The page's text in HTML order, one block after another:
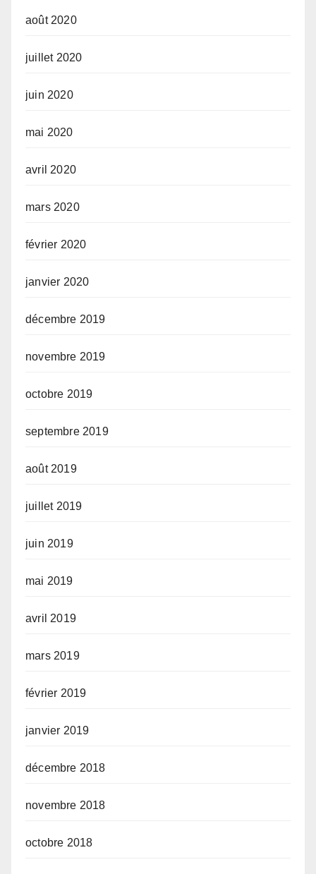
août 2020
juillet 2020
juin 2020
mai 2020
avril 2020
mars 2020
février 2020
janvier 2020
décembre 2019
novembre 2019
octobre 2019
septembre 2019
août 2019
juillet 2019
juin 2019
mai 2019
avril 2019
mars 2019
février 2019
janvier 2019
décembre 2018
novembre 2018
octobre 2018